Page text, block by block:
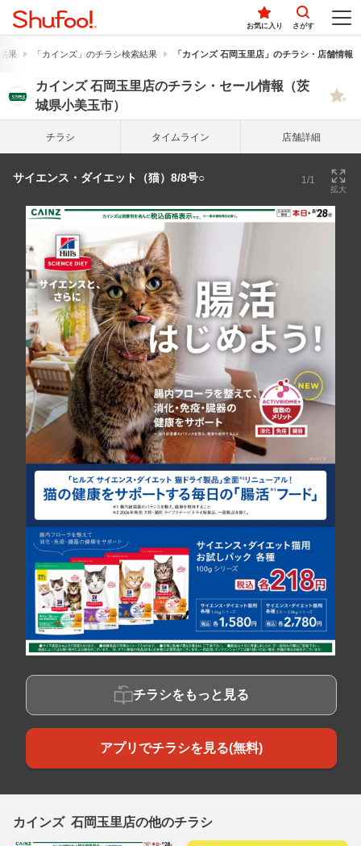
お気に入り さがす
果 「カインズ」のチラシ検索結果 「カインズ 石岡玉里店」のチラシ・店舗情報
カインズ 石岡玉里店のチラシ・セール情報（茨
城県小美玉市）
チラシ タイム ライン 店舗詳細
サイエンス・ダイエット（猫）8/8号○ 1/1
拡大
チラシをもっと見る
アプリでチラシを見る(無料)
カインズ 石岡玉里店の他のチラシ